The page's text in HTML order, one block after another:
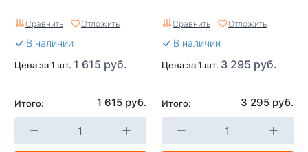
Сравнить Отложить
В наличии
Цена за 1 шт. 1 615 руб.
Итого: 1 615 руб.
Сравнить Отложить
В наличии
Цена за 1 шт. 3 295 руб.
Итого: 3 295 руб.